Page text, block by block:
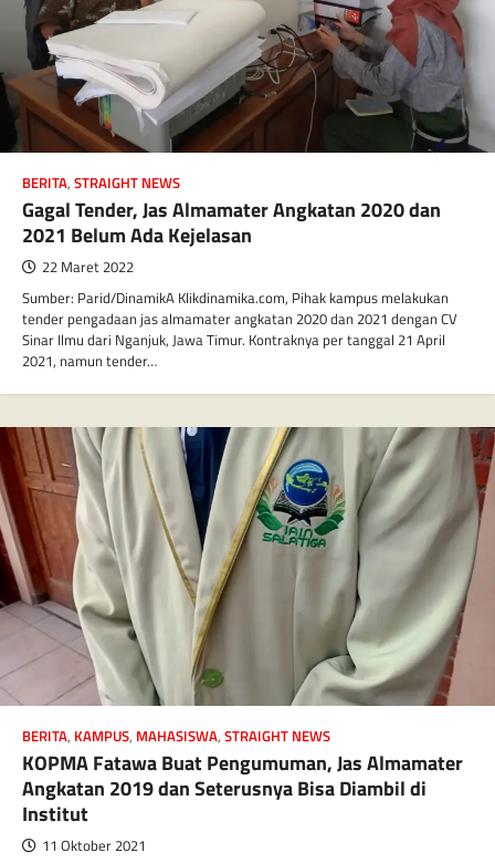
BERITA, STRAIGHT NEWS
Gagal Tender, Jas Almamater Angkatan 2020 dan
2021 Belum Ada Kejelasan
22 Maret 2022
Sumber: Parid/DinamikA Klikdinamika.com, Pihak kampus melakukan
tender pengadaan jas almamater angkatan 2020 dan 2021 dengan CV
Sinar Ilmu dari Nganjuk, Jawa Timur. Kontraknya per tanggal 21 April
2021, namun tender…
BERITA, KAMPUS, MAHASISWA, STRAIGHT NEWS
KOPMA Fatawa Buat Pengumuman, Jas Almamater
Angkatan 2019 dan Seterusnya Bisa Diambil di
Institut
11 Oktober 2021